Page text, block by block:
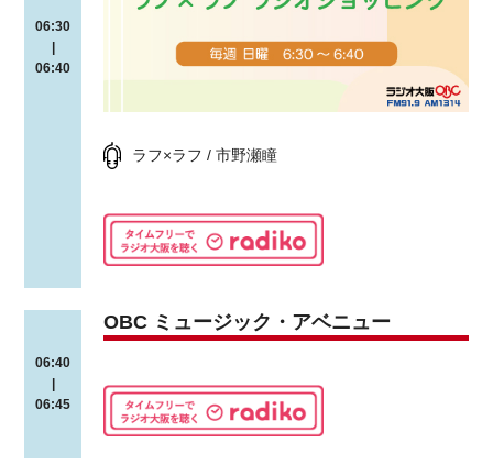
06:30
|
06:40
ラフ×ラフ / 市野瀬瞳
06:40
06:45
OBC ミュージック・アベニュー